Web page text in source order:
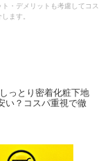
・デメリットも考慮してコス
ます。
っとり密着化粧下地
い？コスパ重視で徹